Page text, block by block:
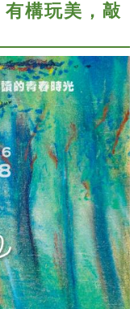
有構玩美，敲